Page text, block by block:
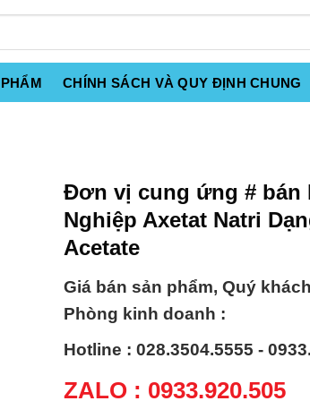
CHÍNH SÁCH VÀ QUY ĐỊNH CHUNG
Đơn vị cung ứng # bán
Nghiệp Axetat Natri
Acetate
Giá bán sản phẩm, Quý
Phòng kinh doanh :
Hotline : 028.3504.5555 -
ZALO : 0933.920.505